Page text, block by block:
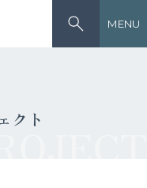
MENU
クト